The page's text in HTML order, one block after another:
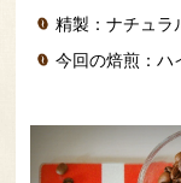
精製：ナチュラ
今回の焙煎：ハ